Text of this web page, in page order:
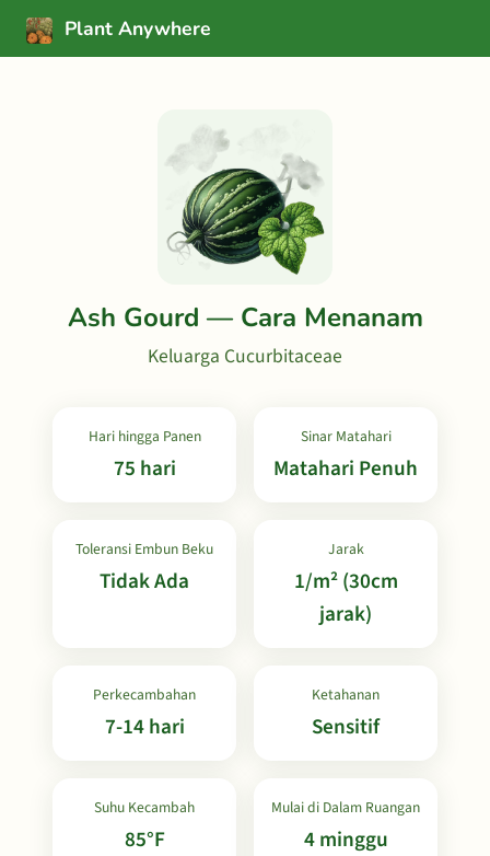
Plant Anywhere
Ash Gourd — Cara Menanam
Keluarga Cucurbitaceae
Hari hingga Panen
75 hari
Sinar Matahari
Matahari Penuh
Toleransi Embun Beku
Tidak Ada
Jarak
1/m² (30cm
jarak)
Perkecambahan
7-14 hari
Ketahanan
Sensitif
Suhu Kecambah
85°F
Mulai di Dalam Ruangan
4 minggu